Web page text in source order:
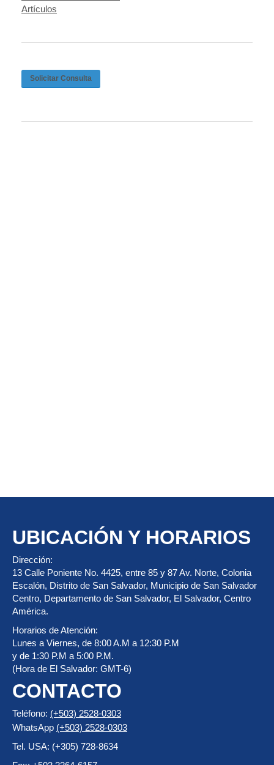
Artículos
Solicitar Consulta
UBICACIÓN Y HORARIOS
Dirección:
13 Calle Poniente No. 4425, entre 85 y 87 Av. Norte, Colonia
Escalón, Distrito de San Salvador, Municipio de San Salvador
Centro, Departamento de San Salvador, El Salvador, Centro
América.
Horarios de Atención:
Lunes a Viernes, de 8:00 A.M a 12:30 P.M
y de 1:30 P.M a 5:00 P.M.
(Hora de El Salvador: GMT-6)
CONTACTO
Teléfono: (+503) 2528-0303
WhatsApp (+503) 2528-0303
Tel. USA: (+305) 728-8634